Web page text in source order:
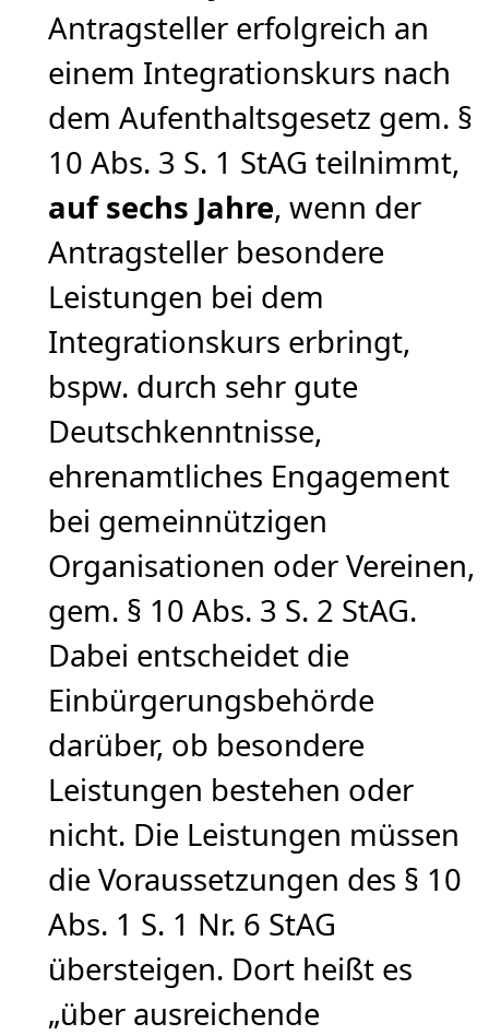
Antragsteller erfolgreich an
einem Integrationskurs nach
dem Aufenthaltsgesetz gem. §
10 Abs. 3 S. 1 StAG teilnimmt,
auf sechs Jahre, wenn der
Antragsteller besondere
Leistungen bei dem
Integrationskurs erbringt,
bspw. durch sehr gute
Deutschkenntnisse,
ehrenamtliches Engagement
bei gemeinnützigen
Organisationen oder Vereinen,
gem. § 10 Abs. 3 S. 2 StAG.
Dabei entscheidet die
Einbürgerungsbehörde
darüber, ob besondere
Leistungen bestehen oder
nicht. Die Leistungen müssen
die Voraussetzungen des § 10
Abs. 1 S. 1 Nr. 6 StAG
übersteigen. Dort heißt es
„über ausreichende